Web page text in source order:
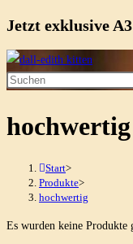
Zum
springen
Jetzt exklusive
hochwertig
Start>
Produkte>
hochwertig
Es wurden keine Produkte